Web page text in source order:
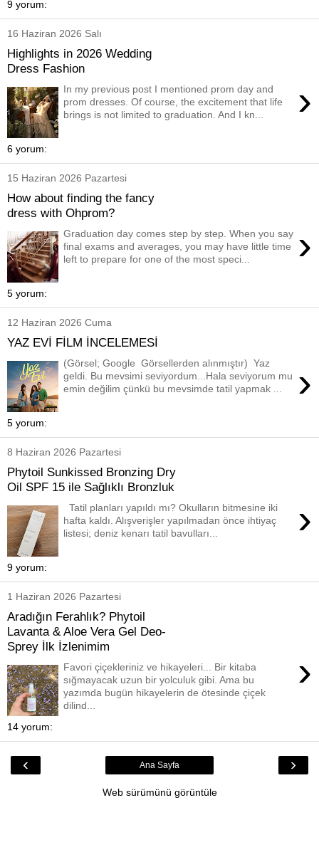
9 yorum:
16 Haziran 2026 Salı
Highlights in 2026 Wedding
Dress Fashion
›
In my previous post I mentioned prom day and
prom dresses. Of course, the excitement that life
brings is not limited to graduation. And I kn...
6 yorum:
15 Haziran 2026 Pazartesi
How about finding the fancy
dress with Ohprom?
›
Graduation day comes step by step. When you say
final exams and averages, you may have little time
left to prepare for one of the most speci...
5 yorum:
12 Haziran 2026 Cuma
YAZ EVİ FİLM İNCELEMESİ
›
(Görsel; Google Görsellerden alınmıştır) Yaz
geldi. Bu mevsimi seviyordum...Hala seviyorum mu
emin değilim çünkü bu mevsimde tatil yapmak ...
5 yorum:
8 Haziran 2026 Pazartesi
Phytoil Sunkissed Bronzing Dry
Oil SPF 15 ile Sağlıklı Bronzluk
›
Tatil planları yapıldı mı? Okulların bitmesine iki
hafta kaldı. Alışverişler yapılmadan önce ihtiyaç
listesi; deniz kenarı tatil bavulları...
9 yorum:
1 Haziran 2026 Pazartesi
Aradığın Ferahlık? Phytoil
Lavanta & Aloe Vera Gel Deo-
Sprey İlk İzlenimim
›
Favori çiçekleriniz ve hikayeleri... Bir kitaba
sığmayacak uzun bir yolculuk gibi. Ama bu
yazımda bugün hikayelerin de ötesinde çiçek
dilind...
14 yorum:
‹ ›
Ana Sayfa
Web sürümünü görüntüle